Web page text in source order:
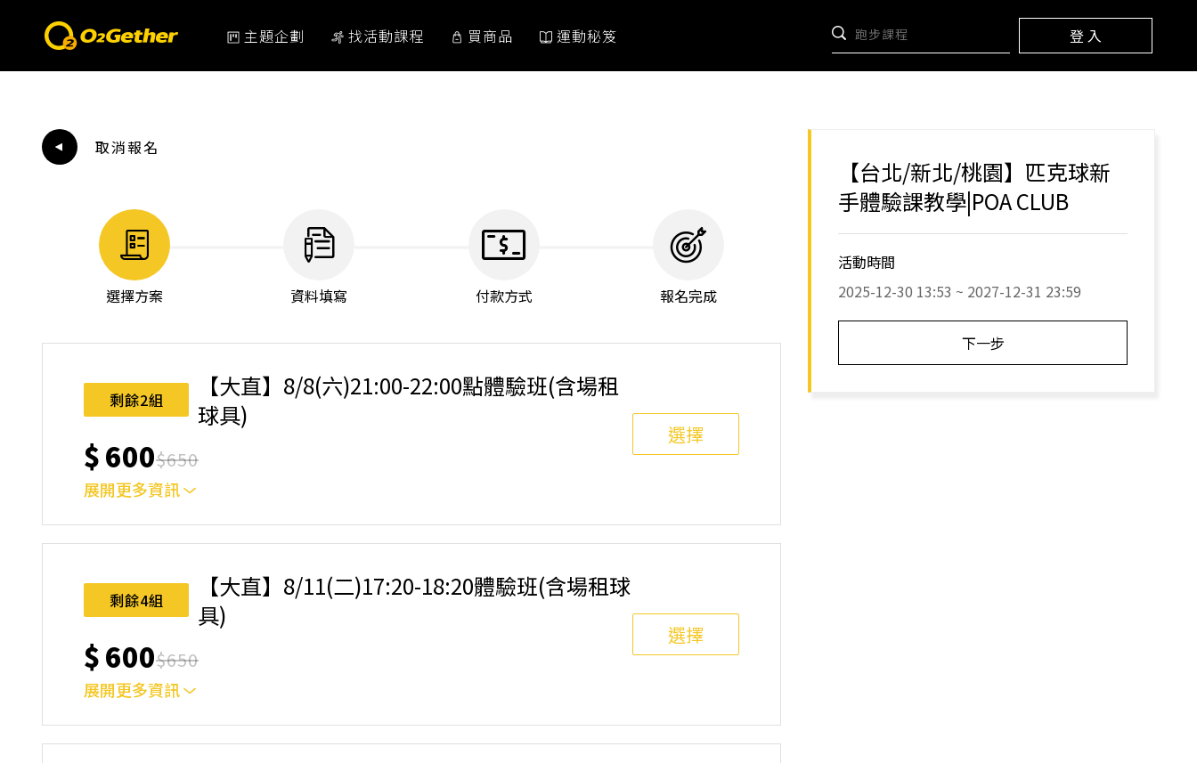
主題企劃 找活動課程 買商品 運動秘笈 登 入
取消報名
選擇方案 資料填寫 付款方式 報名完成
剩餘2組
【大直】8/8(六)21:00-22:00點體驗班(含場租
球具)
$600$650
展開更多資訊
選擇
｜單人報名方案說明｜ 本體驗課程採4人開班，8人滿班制。歡迎邀請親友一同報名參加，享受團體運動
完成後，如因天候因素無法上課，僅提供課程延期選項，恕不退費，請參閱【報名與課程異動規則】。報
名後視為您已同意上述規則。
剩餘4組
【大直】8/11(二)17:20-18:20體驗班(含場租球
具)
$600$650
展開更多資訊
選擇
｜單人報名方案說明｜ 本體驗課程採4人開班，8人滿班制。歡迎邀請親友一同報名參加，享受團體運動
【台北/新北/桃園】匹克球新
手體驗課教學|POA CLUB️
活動時間
2025-12-30 13:53 ~ 2027-12-31 23:59
下一步